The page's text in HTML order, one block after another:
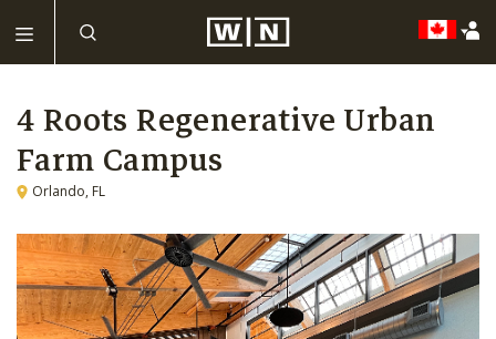
4 Roots Regenerative Urban
Farm Campus
Orlando, FL